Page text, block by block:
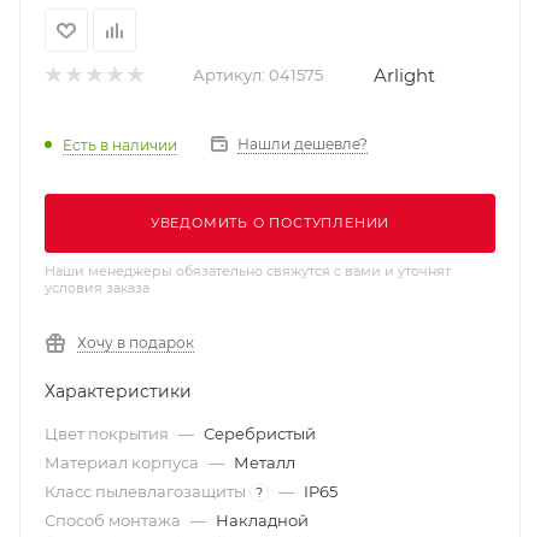
Артикул: 041575 Arlight
Есть в наличии Нашли дешевле?
УВЕДОМИТЬ О ПОСТУПЛЕНИИ
Наши менеджеры обязательно свяжутся с вами и уточнят
условия заказа
Хочу в подарок
Характеристики
Цвет покрытия — Серебристый
Материал корпуса — Металл
Класс пылевлагозащиты
? — IP65
Способ монтажа — Накладной